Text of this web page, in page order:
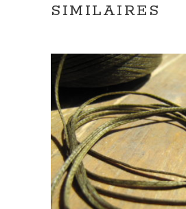
SIMILAIRES
LIRE LA SUITE